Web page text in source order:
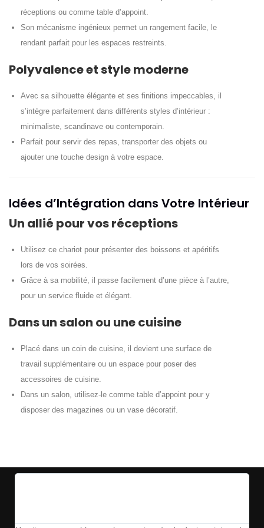
réceptions ou comme table d’appoint.
Son mécanisme ingénieux permet un rangement facile, le
rendant parfait pour les espaces restreints.
Polyvalence et style moderne
Avec sa silhouette élégante et ses finitions impeccables, il
s’intègre parfaitement dans différents styles d’intérieur :
minimaliste, scandinave ou contemporain.
Parfait pour servir des repas, transporter des objets ou
ajouter une touche design à votre espace.
Idées d’Intégration dans Votre Intérieur
Un allié pour vos réceptions
Utilisez ce chariot pour présenter des boissons et apéritifs
lors de vos soirées.
Grâce à sa mobilité, il passe facilement d’une pièce à l’autre,
pour un service fluide et élégant.
Dans un salon ou une cuisine
Placé dans un coin de cuisine, il devient une surface de
travail supplémentaire ou un espace pour poser des
accessoires de cuisine.
Dans un salon, utilisez-le comme table d’appoint pour y
disposer des magazines ou un vase décoratif.